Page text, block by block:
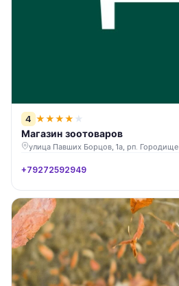
4 ★★★★ ★
Магазин зоотоваров
улица Павших Борцов, 1а, рп. Городище
+79272592949